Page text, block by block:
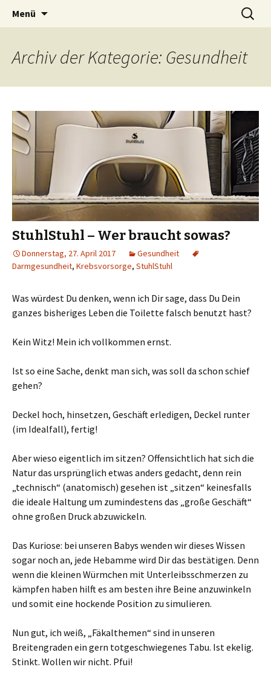
Wissen Macht Bewusstsein
Erwachtes Bewusstsein im Wandel der Zeit
Menü
Suchen
nach:
Archiv der Kategorie: Gesundheit
StuhlStuhl – Wer braucht sowas?
Donnerstag, 27. April 2017
Gesundheit
Darmgesundheit, Krebsvorsorge, StuhlStuhl
Was würdest Du denken, wenn ich Dir sage, dass Du Dein
ganzes bisheriges Leben die Toilette falsch benutzt hast?
Kein Witz! Mein ich vollkommen ernst.
Ist so eine Sache, denkt man sich, was soll da schon schief
gehen?
Deckel hoch, hinsetzen, Geschäft erledigen, Deckel runter
(im Idealfall), fertig!
Aber wieso eigentlich im sitzen? Offensichtlich hat sich die
Natur das ursprünglich etwas anders gedacht, denn rein
„technisch“ (anatomisch) gesehen ist „sitzen“ keinesfalls
die ideale Haltung um zumindestens das „große Geschäft“
ohne großen Druck abzuwickeln.
Das Kuriose: bei unseren Babys wenden wir dieses Wissen
sogar noch an, jede Hebamme wird Dir das bestätigen. Denn
wenn die kleinen Würmchen mit Unterleibsschmerzen zu
kämpfen haben hilft es am besten ihre Beine anzuwinkeln
und somit eine hockende Position zu simulieren.
Nun gut, ich weiß, „Fäkalthemen“ sind in unseren
Breitengraden ein gern totgeschwiegenes Tabu. Ist ekelig.
Stinkt. Wollen wir nicht. Pfui!